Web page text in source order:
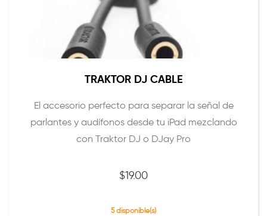
TRAKTOR DJ CABLE
El accesorio perfecto para separar la señal de
parlantes y audífonos desde tu iPad mezclando
con Traktor DJ o DJay Pro
$19.00
5 disponible(s)